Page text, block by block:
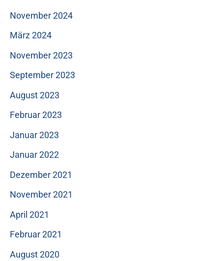
November 2024
März 2024
November 2023
September 2023
August 2023
Februar 2023
Januar 2023
Januar 2022
Dezember 2021
November 2021
April 2021
Februar 2021
August 2020